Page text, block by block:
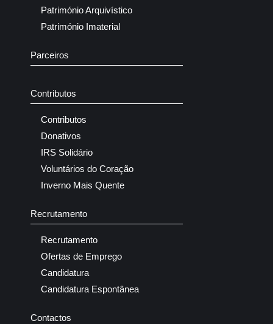
Património Arquivístico
Património Imaterial
Parceiros
Contributos
Contributos
Donativos
IRS Solidário
Voluntários do Coração
Inverno Mais Quente
Recrutamento
Recrutamento
Ofertas de Emprego
Candidatura
Candidatura Espontânea
Contactos